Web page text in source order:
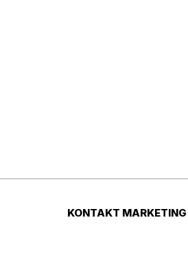
KONTAKT MARKETING